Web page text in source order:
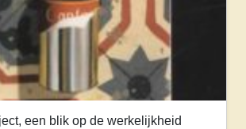
een blik op de werkelijkheid